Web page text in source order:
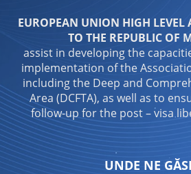
EUROPEAN UNION HIGH LEVEL
TO THE REPUBLIC OF
assist in developing the
implementation of the
including the Deep and
Area (DCFTA), as well as to
follow-up for the post – visa
UNDE NE